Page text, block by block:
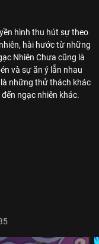
hình thu hút sự theo
hài hước từ những
Nhiên Chưa cũng là
và sự ăn ý lẫn nhau
những thử thách khác
ngạc nhiên khác.